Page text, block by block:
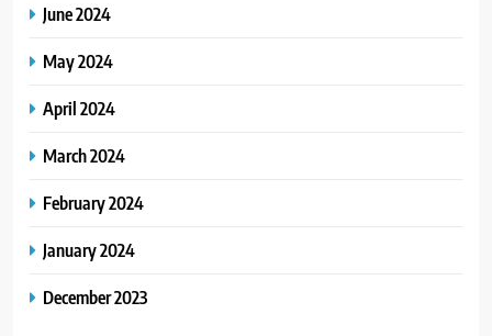
June 2024
May 2024
April 2024
March 2024
February 2024
January 2024
December 2023